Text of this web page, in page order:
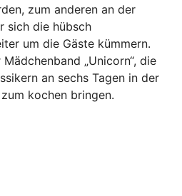
zum anderen an der
sich die hübsch
um die Gäste kümmern.
„Unicorn“, die
an sechs Tagen in der
kochen bringen.